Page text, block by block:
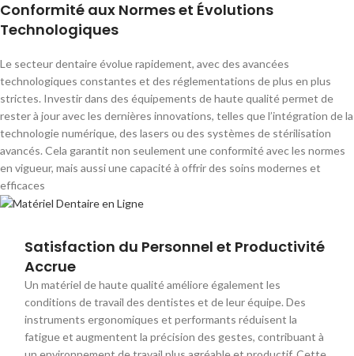
Conformité aux Normes et Évolutions
Technologiques
Le secteur dentaire évolue rapidement, avec des avancées
technologiques constantes et des réglementations de plus en plus
strictes. Investir dans des équipements de haute qualité permet de
rester à jour avec les dernières innovations, telles que l’intégration de la
technologie numérique, des lasers ou des systèmes de stérilisation
avancés. Cela garantit non seulement une conformité avec les normes
en vigueur, mais aussi une capacité à offrir des soins modernes et
efficaces
Satisfaction du Personnel et Productivité
Accrue
Un matériel de haute qualité améliore également les
conditions de travail des dentistes et de leur équipe. Des
instruments ergonomiques et performants réduisent la
fatigue et augmentent la précision des gestes, contribuant à